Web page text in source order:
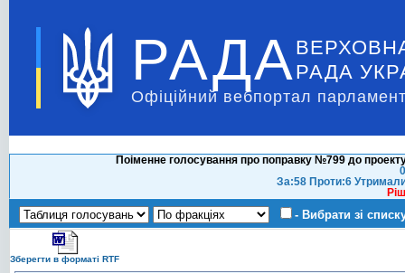
РАДА РАДА
Офіційний вебпортал
Поіменне голосування про поправку №799 до
За:58 Проти:6
- Вибрати зі
Зберегти в форматі RTF